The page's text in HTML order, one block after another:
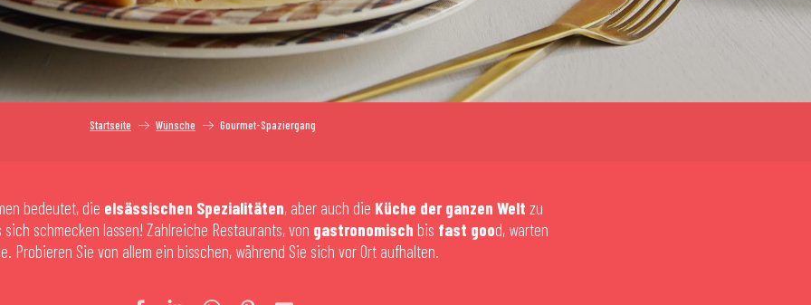
Startseite Wünsche Gourmet-Spaziergang
bedeutet, die elsässischen Spezialitäten, aber auch die Küche der ganzen Welt zu
schmecken lassen! Zahlreiche Restaurants, von gastronomisch bis fast good, warten
Probieren Sie von allem ein bisschen, während Sie sich vor Ort aufhalten.